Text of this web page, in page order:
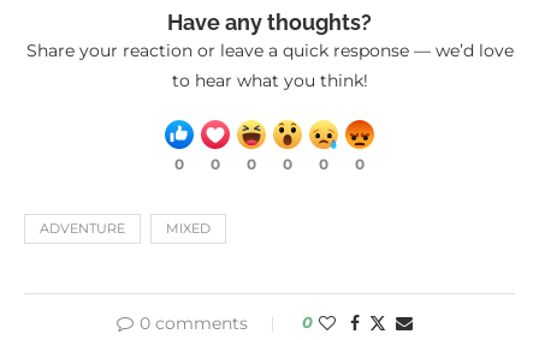
Have any thoughts?
Share your reaction or leave a quick response — we’d love
to hear what you think!
0 0 0 0 0 0
ADVENTURE MIXED
0 comments 0